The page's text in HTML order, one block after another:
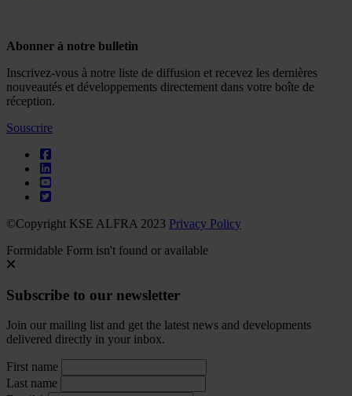
Abonner à notre bulletin
Inscrivez-vous à notre liste de diffusion et recevez les dernières
nouveautés et développements directement dans votre boîte de
réception.
Souscrire
©Copyright KSE ALFRA 2023 Privacy Policy
Formidable Form isn't found or available
Subscribe to our newsletter
Join our mailing list and get the latest news and developments
delivered directly in your inbox.
First name
Last name